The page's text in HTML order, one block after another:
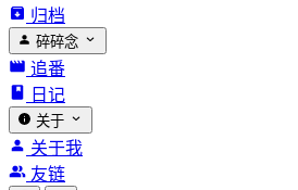
归档
碎碎念
追番
日记
关于
关于我
友链